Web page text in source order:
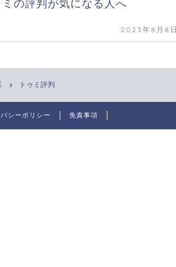
ミの評判が気になる人へ
2023年8月8
トゥミ評判
シーポリシー 免責事項